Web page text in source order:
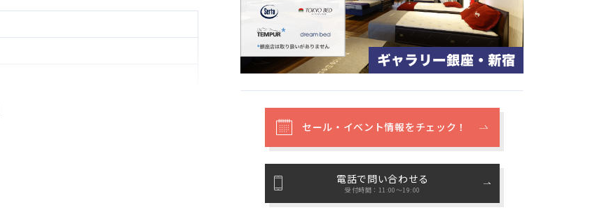
セール・イベント情報をチェック！
電話で問い合わせる
受付時間：11:00〜19:00